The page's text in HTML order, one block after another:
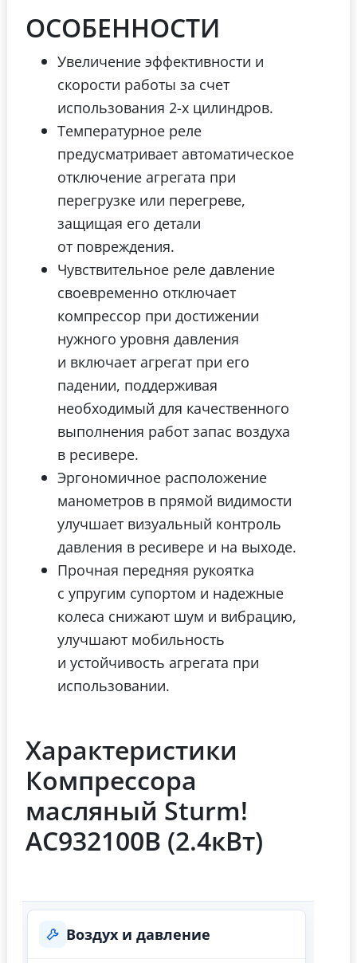
ОСОБЕННОСТИ
Увеличение эффективности и
скорости работы за счет
использования 2-х цилиндров.
Температурное реле
предусматривает автоматическое
отключение агрегата при
перегрузке или перегреве,
защищая его детали
от повреждения.
Чувствительное реле давление
своевременно отключает
компрессор при достижении
нужного уровня давления
и включает агрегат при его
падении, поддерживая
необходимый для качественного
выполнения работ запас воздуха
в ресивере.
Эргономичное расположение
манометров в прямой видимости
улучшает визуальный контроль
давления в ресивере и на выходе.
Прочная передняя рукоятка
с упругим супортом и надежные
колеса снижают шум и вибрацию,
улучшают мобильность
и устойчивость агрегата при
использовании.
Характеристики
Компрессора
масляный Sturm!
AC932100B (2.4кВт)
Воздух и давление